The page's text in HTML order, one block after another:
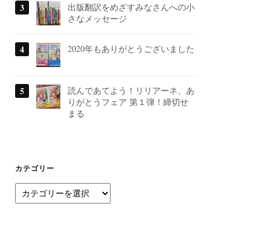
出版翻訳をめざすみなさんへの小
さなメッセージ
2020年もありがとうございました
読んであてよう！リリアーネ、あ
りがとうフェア 第１弾！締切せ
まる
カテゴリー
テ